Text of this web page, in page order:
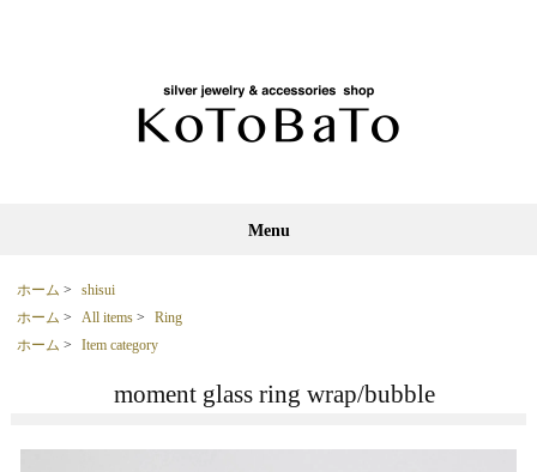
Menu
ホーム >
shisui
ホーム > All items >
Ring
ホーム > Item category
moment glass ring wrap/bubble